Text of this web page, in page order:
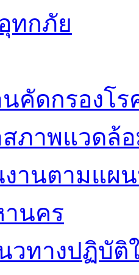
ทกภัย
นคัดกรองโ
ภาพแวดล้อ
งานตามแผ
านคร
วทางปฏิบัติ